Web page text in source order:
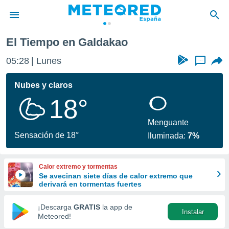
de
por
se
calidad.
a este
las
y
forma
digital
basada
El Tiempo en Galdakao
05:28 Lunes ...
Nubes y claros
18°
Sensación de 18°
Menguante
Iluminada:7%
Calor extremo y tormentas
Se avecinan siete días de calor extremo que
derivará en tormentas fuertes
¡Descarga GRATIS la app de
Meteored!
Instalar